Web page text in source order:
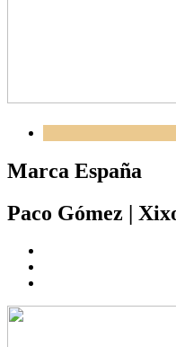
Marca España
Paco Gómez |